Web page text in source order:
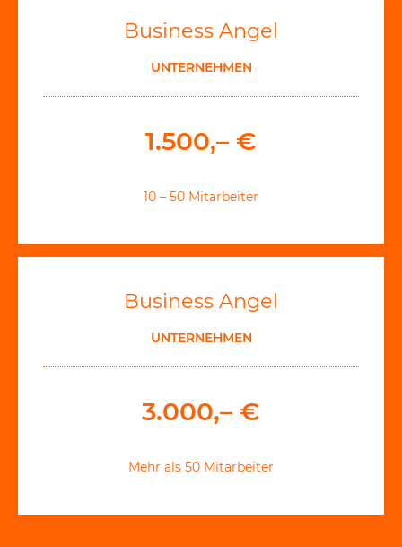
Business Angel
UNTERNEHMEN
1.500,– €
10 – 50 Mitarbeiter
Business Angel
UNTERNEHMEN
3.000,– €
Mehr als 50 Mitarbeiter